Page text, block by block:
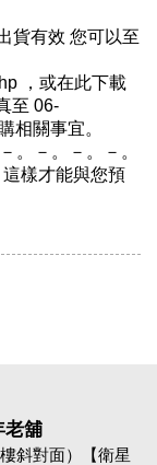
貨有效 您可以至
，或在此下載
至 06-
相關事宜。
。－。－。－。
樣才能與您預
老舖
斜對面）【衛星